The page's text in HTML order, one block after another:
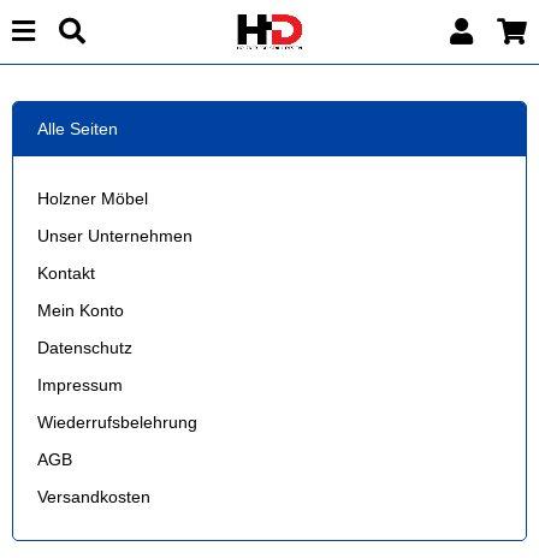
Alle Seiten
Holzner Möbel
Unser Unternehmen
Kontakt
Mein Konto
Datenschutz
Impressum
Wiederrufsbelehrung
AGB
Versandkosten